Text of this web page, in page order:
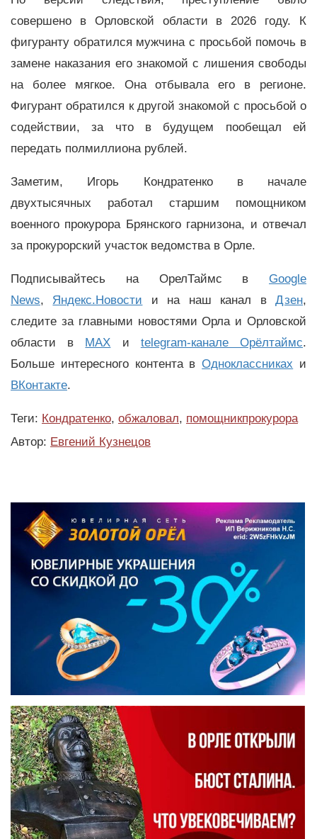
совершено в Орловской области в 2026 году. К
фигуранту обратился мужчина с просьбой помочь в
замене наказания его знакомой с лишения свободы
на более мягкое. Она отбывала его в регионе.
Фигурант обратился к другой знакомой с просьбой о
содействии, за что в будущем пообещал ей
передать полмиллиона рублей.
Заметим, Игорь Кондратенко в начале
двухтысячных работал старшим помощником
военного прокурора Брянского гарнизона, и отвечал
за прокурорский участок ведомства в Орле.
Подписывайтесь на ОрелТаймс в Google
News, Яндекс.Новости и на наш канал вДзен,
следите за главными новостями Орла и Орловской
области в MAX и telegram-канале Орёлтаймс.
Больше интересного контента вОдноклассниках и
ВКонтакте.
Теги: Кондратенко, обжаловал, помощникпрокурора
Автор: Евгений Кузнецов